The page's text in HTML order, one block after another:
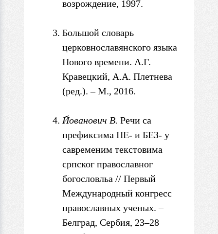
возрождение, 1997.
Большой словарь
церковнославянского языка
Нового времени. А.Г.
Кравецкий, А.А. Плетнева
(ред.). –М., 2016.
Йованович В. Речи са
префиксима НЕ- и БЕЗ- у
савременим текстовима
српског православног
богословльа // Первый
Международный конгресс
православных ученых. –
Белград, Сербия, 23–28